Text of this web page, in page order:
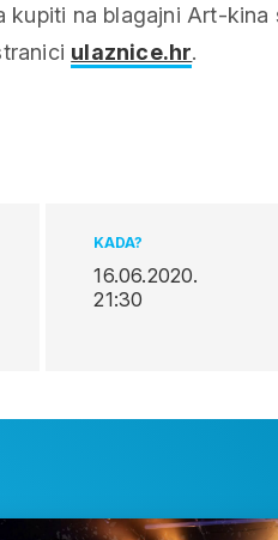
kupiti na blagajni Art-kina
ulaznice.hr.
KADA?
16.06.2020.
21:30